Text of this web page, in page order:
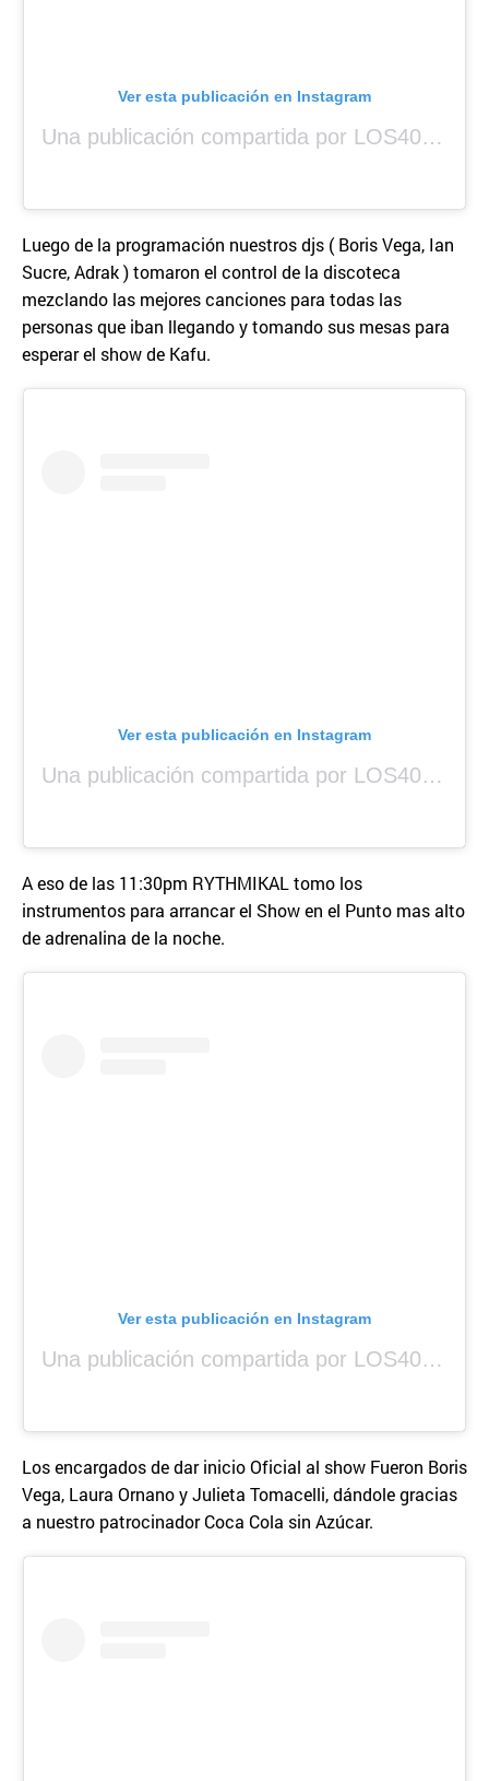
Ver esta publicación en Instagram
Una publicación compartida por LOS40 Panamá (@los40panama)
Luego de la programación nuestros djs ( Boris Vega, Ian
Sucre, Adrak ) tomaron el control de la discoteca
mezclando las mejores canciones para todas las
personas que iban llegando y tomando sus mesas para
esperar el show de Kafu.
Ver esta publicación en Instagram
Una publicación compartida por LOS40 Panamá (@los40panama)
A eso de las 11:30pm RYTHMIKAL tomo los
instrumentos para arrancar el Show en el Punto mas alto
de adrenalina de la noche.
Ver esta publicación en Instagram
Una publicación compartida por LOS40 Panamá (@los40panama)
Los encargados de dar inicio Oficial al show Fueron Boris
Vega, Laura Ornano y Julieta Tomacelli, dándole gracias
a nuestro patrocinador Coca Cola sin Azúcar.